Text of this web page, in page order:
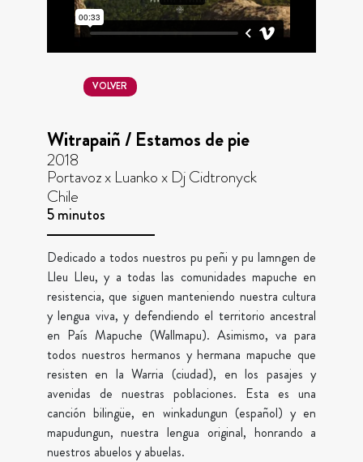
VOLVER
Witrapaiñ / Estamos de pie
2018
Portavoz x Luanko x Dj Cidtronyck
Chile
5 minutos
Dedicado a todos nuestros pu peñi y pu lamngen de
Lleu Lleu, y a todas las comunidades mapuche en
resistencia, que siguen manteniendo nuestra cultura
y lengua viva, y defendiendo el territorio ancestral
en País Mapuche (Wallmapu). Asimismo, va para
todos nuestros hermanos y hermana mapuche que
resisten en la Warria (ciudad), en los pasajes y
avenidas de nuestras poblaciones. Esta es una
canción bilingüe, en winkadungun (español) y en
mapudungun, nuestra lengua original, honrando a
nuestros abuelos y abuelas.